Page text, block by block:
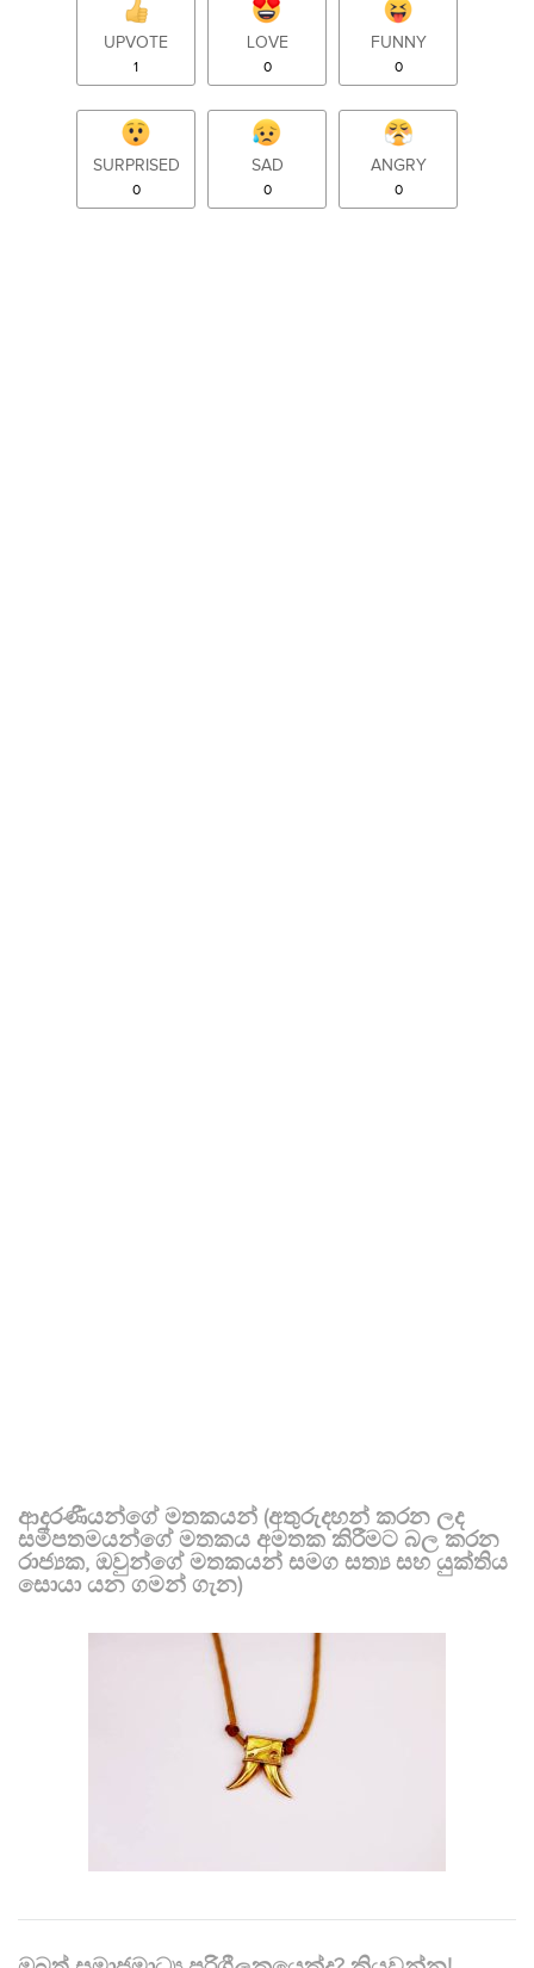
UPVOTE
1
LOVE
0
FUNNY
0
SURPRISED
0
SAD
0
ANGRY
0
ආදරණීයන්ගේ මතකයන් (අතුරුදහන් කරන ලද
සමීපතමයන්ගේ මතකය අමතක කිරීමට බල කරන
රාජ්‍යක, ඔවුන්ගේ මතකයන් සමග සත්‍ය සහ යුක්තිය
සොයා යන ගමන් ගැන)